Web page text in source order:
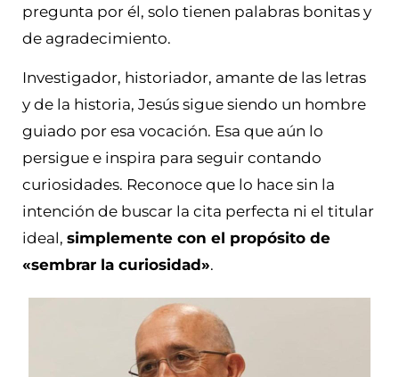
pregunta por él, solo tienen palabras bonitas y
de agradecimiento.
Investigador, historiador, amante de las letras
y de la historia, Jesús sigue siendo un hombre
guiado por esa vocación. Esa que aún lo
persigue e inspira para seguir contando
curiosidades. Reconoce que lo hace sin la
intención de buscar la cita perfecta ni el titular
ideal, simplemente con el propósito de
«sembrar la curiosidad».